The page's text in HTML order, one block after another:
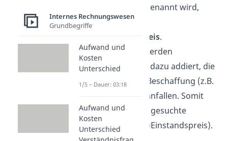
genannt wird,
ergibt sich der
Bareinkaufspreis.
Zum Schluss werden
Bezugskosten
dazu addiert, die
aufgrund der Beschaffung (z.B.
Lieferkosten) anfallen. Somit
ergibt sich der gesuchte
Bezugspreis
(=Einstandspreis).
Internes Rechnungswesen
Grundbegriffe
Aufwand und
Kosten
Unterschied
1/5 – Dauer: 03:18
Aufwand und
Kosten
Unterschied